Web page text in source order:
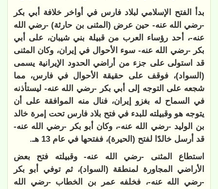
بدأ الفتح الإسلامي لبلاد فارس في أواخر خلافة أبي بكر
-رضي الله عنه- حين عرض (المثنى بن حارثة) -رضي الله
عنه-، أحد رؤساء العرب من قبيلة بني شيبان، على أبي
بكر -رضي الله عنه- سوء الأحوال في إيران، وكان المثنى
قد استولى على جزء من أراضي الحدود الإيرانية يسمى
(السواد)، فوقف على حقيقة الأحوال في فارس، مما
شجعه على التوجه إلى أبي بكر -رضي الله عنه- ليستأذنه
في السماح له بغزو إيران، فنال منه الموافقة على أن
يتوجه هو وقبيلته للبدء في فتح بلاد فارس تحت إمرة خالد
بن الوليد -رضي الله عنه-، وكان أبو بكر -رضي الله عنه-
قد أرسل خالدًا لفتح (الحيرة)، ففتحها في عام 13 هـ.
استطاع المثنى -رضي الله عنه- وقبيلته فتح بعض
الأراضي المجاورة لمنطقة (السواد)، ثم توفي أبو بكر
-رضي الله عنه-، فخلفه عمر بن الخطاب -رضي الله